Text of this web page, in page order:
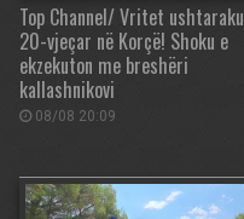
Top Channel/ Vritet ushtaraku
20-vjeçar në Korçë! Shoku e
ekzekuton me breshëri
kallashnikovi
08/08 20:09